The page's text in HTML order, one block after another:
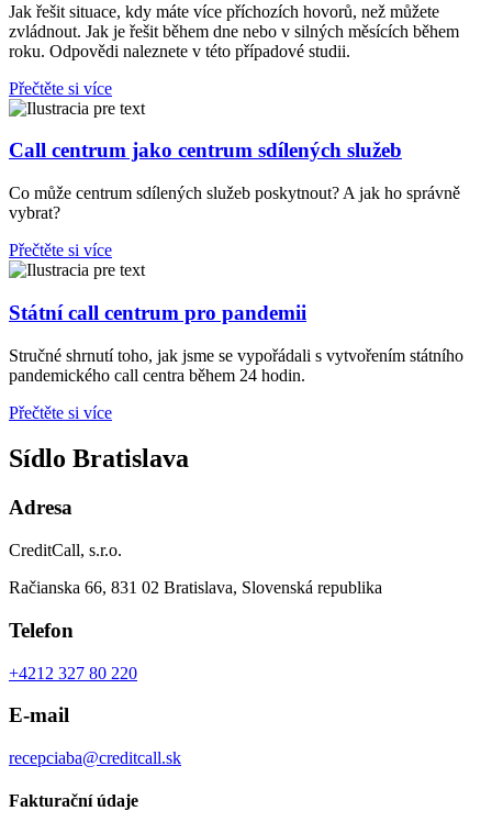
Jak řešit situace, kdy máte více příchozích hovorů, než můžete
zvládnout. Jak je řešit během dne nebo v silných měsících během
roku. Odpovědi naleznete v této případové studii.
Přečtěte si více
Call centrum jako centrum sdílených služeb
Co může centrum sdílených služeb poskytnout? A jak ho správně
vybrat?
Přečtěte si více
Státní call centrum pro pandemii
Stručné shrnutí toho, jak jsme se vypořádali s vytvořením státního
pandemického call centra během 24 hodin.
Přečtěte si více
Sídlo Bratislava
Adresa
CreditCall, s.r.o.
Račianska 66, 831 02 Bratislava, Slovenská republika
Telefon
+4212 327 80 220
E-mail
recepciaba@creditcall.sk
Fakturační údaje